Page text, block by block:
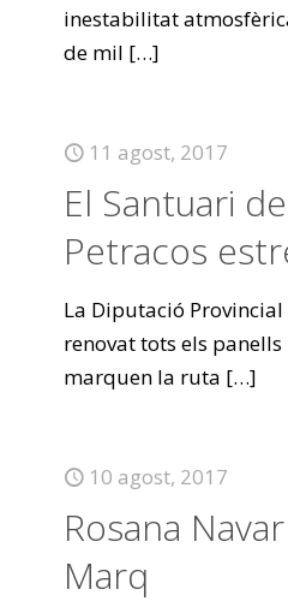
inestabilitat
de mil […]
11 agost, 2017
El Santuari
Petracos
La Diputació Provincial
renovat tots els
marquen la ruta […]
10 agost, 2017
Rosana
Marq